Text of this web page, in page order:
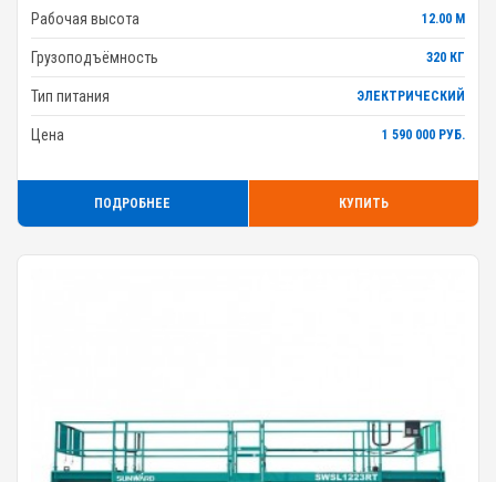
Рабочая высота 12.00 М
Грузоподъёмность 320 КГ
Тип питания ЭЛЕКТРИЧЕСКИЙ
Цена 1 590 000 РУБ.
ПОДРОБНЕЕ КУПИТЬ